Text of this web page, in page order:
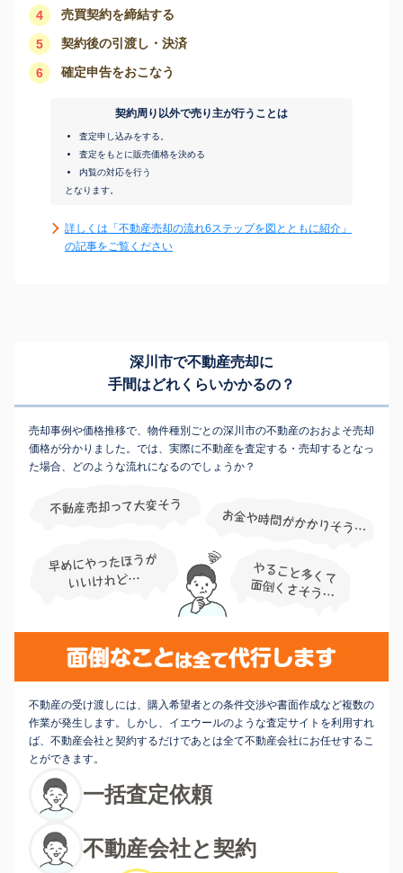
4 売買契約を締結する
5 契約後の引渡し・決済
6 確定申告をおこなう
契約周り以外で売り主が行うことは
査定申し込みをする。
査定をもとに販売価格を決める
内覧の対応を行う
となります。
詳しくは「不動産売却の流れ6ステップを図とともに紹介」
の記事をご覧ください
深川市で不動産売却に
手間はどれくらいかかるの？
売却事例や価格推移で、物件種別ごとの深川市の不動産のおおよそ売却
価格が分かりました。では、実際に不動産を査定する・売却するとなっ
た場合、どのような流れになるのでしょうか？
不動産の受け渡しには、購入希望者との条件交渉や書面作成など複数の
作業が発生します。しかし、イエウールのような査定サイトを利用すれ
ば、不動産会社と契約するだけであとは全て不動産会社にお任せするこ
とができます。
一括査定依頼
不動産会社と契約